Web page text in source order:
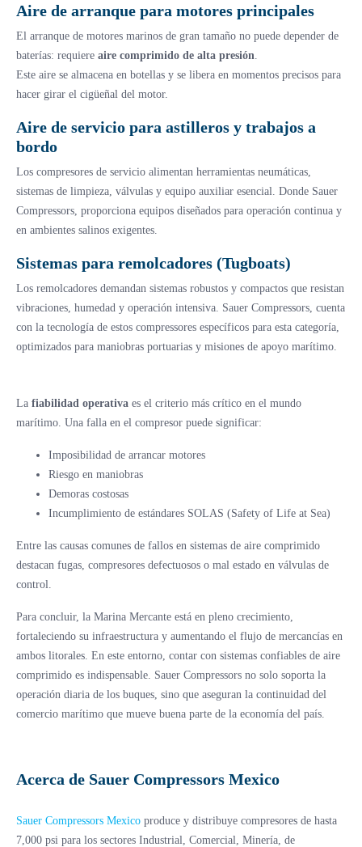
Aire de arranque para motores principales
El arranque de motores marinos de gran tamaño no puede depender de
baterías: requiere aire comprimido de alta presión
Este aire se almacena en botellas y se libera en momentos precisos para
hacer girar el cigüeñal del motor.
Aire de servicio para astilleros y trabajos a
bordo
Los compresores de servicio alimentan herramientas neumáticas,
sistemas de limpieza, válvulas y equipo auxiliar esencial. Donde Sauer
Compressors, proporciona equipos diseñados para operación continua y
en ambientes salinos exigentes.
Sistemas para remolcadores (Tugboats)
Los remolcadores demandan sistemas robustos y compactos que resistan
vibraciones, humedad y operación intensiva. Sauer Compressors, cuenta
con la tecnología de estos compressores específicos para esta categoría,
optimizados para maniobras portuarias y misiones de apoyo marítimo.
La fiabilidad operativa es el criterio más crítico en el mundo
marítimo. Una falla en el compresor puede significar:
Imposibilidad de arrancar motores
Riesgo en maniobras
Demoras costosas
Incumplimiento de estándares SOLAS (Safety of Life at Sea)
Entre las causas comunes de fallos en sistemas de aire comprimido
destacan fugas, compresores defectuosos o mal estado en válvulas de
control.
Para concluir, la Marina Mercante está en pleno crecimiento,
fortaleciendo su infraestructura y aumentando el flujo de mercancías en
ambos litorales. En este entorno, contar con sistemas confiables de aire
comprimido es indispensable. Sauer Compressors no solo soporta la
operación diaria de los buques, sino que aseguran la continuidad del
comercio marítimo que mueve buena parte de la economía del país.
Acerca de Sauer Compressors Mexico
Sauer Compressors Mexico produce y distribuye compresores de hasta
7,000 psi para los sectores Industrial, Comercial, Minería, de